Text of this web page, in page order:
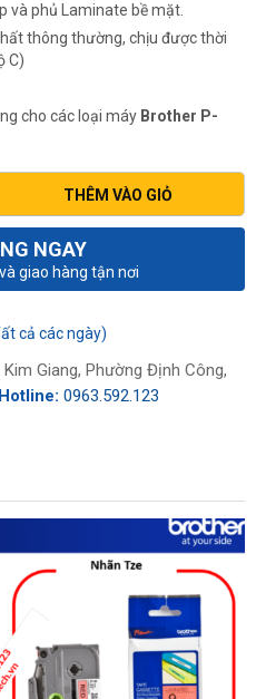
và phủ Laminate bề mặt.
thông thường, chịu được thời
C)
cho các loại máy Brother P-
THÊM VÀO GIỎ
NGAY
giao hàng tận nơi
cả các ngày)
Giang, Phường Định Công,
Hotline: 0963.592.123